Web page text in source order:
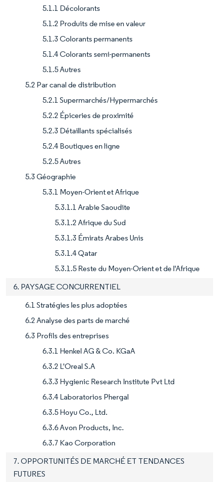
5.1.1 Décolorants
5.1.2 Produits de mise en valeur
5.1.3 Colorants permanents
5.1.4 Colorants semi-permanents
5.1.5 Autres
5.2 Par canal de distribution
5.2.1 Supermarchés/Hypermarchés
5.2.2 Épiceries de proximité
5.2.3 Détaillants spécialisés
5.2.4 Boutiques en ligne
5.2.5 Autres
5.3 Géographie
5.3.1 Moyen-Orient et Afrique
5.3.1.1 Arabie Saoudite
5.3.1.2 Afrique du Sud
5.3.1.3 Émirats Arabes Unis
5.3.1.4 Qatar
5.3.1.5 Reste du Moyen-Orient et de l'Afrique
6. PAYSAGE CONCURRENTIEL
6.1 Stratégies les plus adoptées
6.2 Analyse des parts de marché
6.3 Profils des entreprises
6.3.1 Henkel AG & Co. KGaA
6.3.2 L'Oreal S.A
6.3.3 Hygienic Research Institute Pvt Ltd
6.3.4 Laboratorios Phergal
6.3.5 Hoyu Co., Ltd.
6.3.6 Avon Products, Inc.
6.3.7 Kao Corporation
7. OPPORTUNITÉS DE MARCHÉ ET TENDANCES
FUTURES